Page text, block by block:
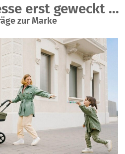
erst geweckt ...
zur Marke